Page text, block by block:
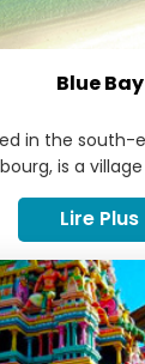
Blue Bay
in the south-
is a
by
as they
welcoming
is there not to
village?
Lire Plus